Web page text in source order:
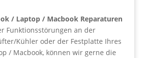
/ Laptop / Macbook Reparaturen
Funktionsstörungen an der
Kühler oder der Festplatte Ihres
/ Macbook, können wir gerne die